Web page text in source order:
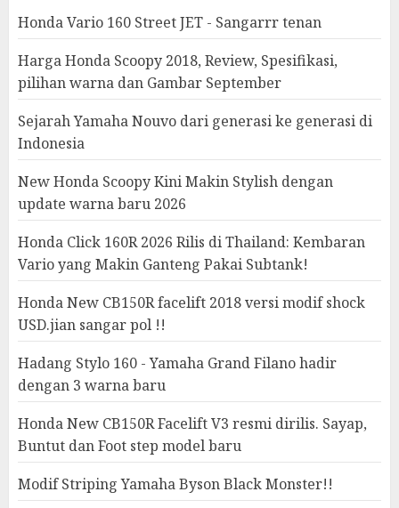
Honda Vario 160 Street JET - Sangarrr tenan
Harga Honda Scoopy 2018, Review, Spesifikasi,
pilihan warna dan Gambar September
Sejarah Yamaha Nouvo dari generasi ke generasi di
Indonesia
New Honda Scoopy Kini Makin Stylish dengan
update warna baru 2026
Honda Click 160R 2026 Rilis di Thailand: Kembaran
Vario yang Makin Ganteng Pakai Subtank!
Honda New CB150R facelift 2018 versi modif shock
USD.jian sangar pol !!
Hadang Stylo 160 - Yamaha Grand Filano hadir
dengan 3 warna baru
Honda New CB150R Facelift V3 resmi dirilis. Sayap,
Buntut dan Foot step model baru
Modif Striping Yamaha Byson Black Monster!!